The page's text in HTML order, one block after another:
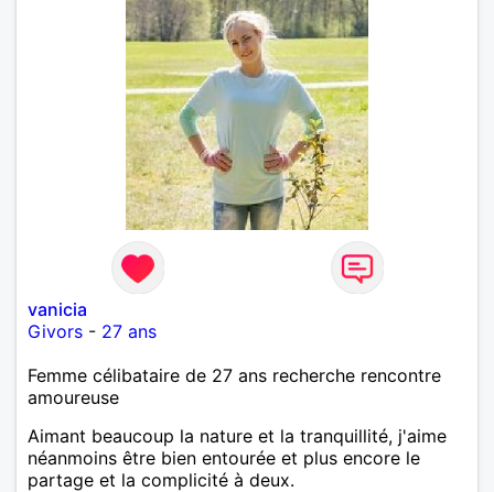
vanicia
Givors - 27 ans
Femme célibataire de 27 ans recherche rencontre
amoureuse
Aimant beaucoup la nature et la tranquillité, j'aime
néanmoins être bien entourée et plus encore le
partage et la complicité à deux.